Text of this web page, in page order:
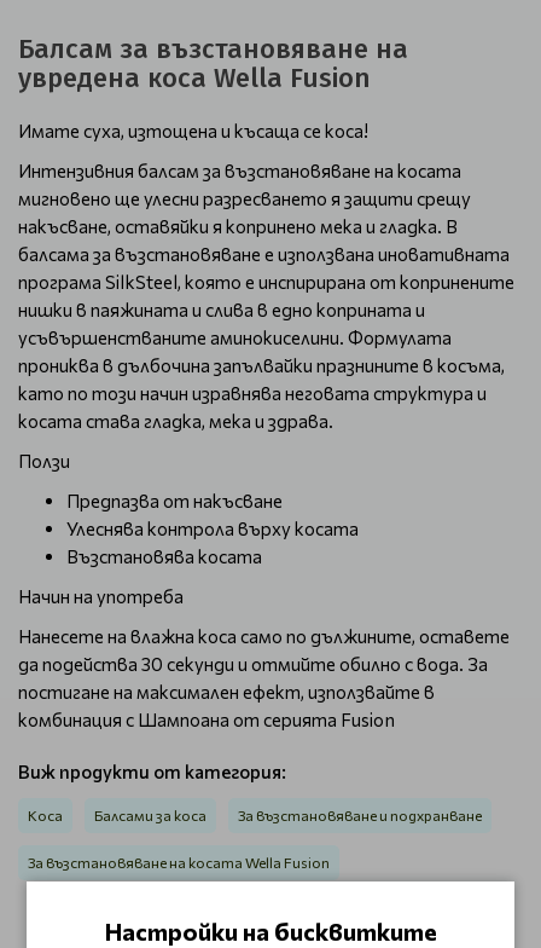
Балсам за възстановяване на
увредена коса Wella Fusion
Имате суха, изтощена и късаща се коса!
Интензивния балсам за възстановяване на косата
мигновено ще улесни разресването я защити срещу
накъсване, оставяйки я копринено мека и гладка. В
балсама за възстановяване е използвана иновативната
програма SilkSteel, която е инспирирана от копринените
нишки в паяжината и слива в едно коприната и
усъвършенстваните аминокиселини. Формулата
прониква в дълбочина запълвайки празнините в косъма,
като по този начин изравнява неговата структура и
косата става гладка, мека и здрава.
Ползи
Предпазва от накъсване
Улеснява контрола върху косата
Възстановява косата
Начин на употреба
Нанесете на влажна коса само по дължините, оставете
да подейства 30 секунди и отмийте обилно с вода. За
постигане на максимален ефект, използвайте в
комбинация с Шампоана от серията Fusion
Виж продукти от категория:
Коса Балсами за коса За възстановяване и подхранване
За възстановяване на косата Wella Fusion
Настройки на бисквитките